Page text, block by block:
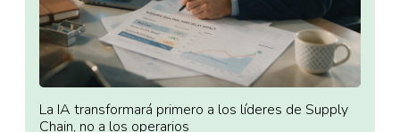
La IA transformará primero a los líderes de Supply
Chain, no a los operarios